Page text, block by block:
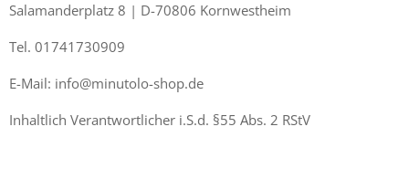
Salamanderplatz 8 | D-70806 Kornwestheim
Tel. 01741730909
E-Mail: info@minutolo-shop.de
Inhaltlich Verantwortlicher i.S.d. §55 Abs. 2 RStV